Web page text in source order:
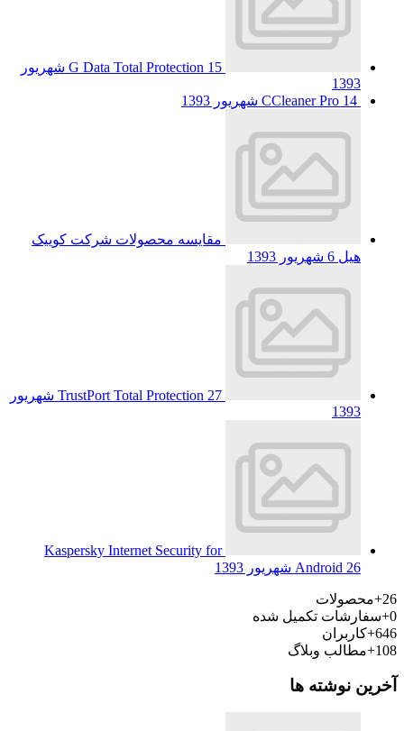
G Data Total Protection 15 شهریور
1393
CCleaner Pro 14 شهریور 1393
مقایسه محصولات شرکت کوییک
هیل 6 شهریور 1393
TrustPort Total Protection 27 شهریور
1393
Kaspersky Internet Security for
Android 26 شهریور 1393
26+
محصولات
0+ سفارشات تکمیل شده
646+ کاربران
108+
مطالب وبلاگ
آخرین نوشته ها